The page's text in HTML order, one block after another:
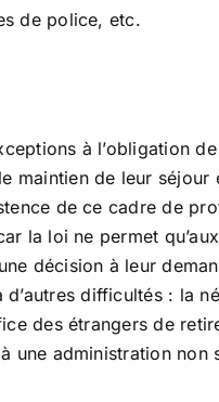
de police, etc.
à l’obligation
de leur
de ce cadre de
la loi ne permet
décision à leur
difficultés : la
des étrangers de
une administration non